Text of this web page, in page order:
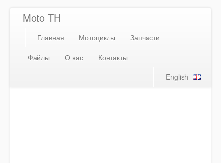
Moto TH
Главная Мотоциклы
Запчасти
Файлы
О нас
Контакты
English